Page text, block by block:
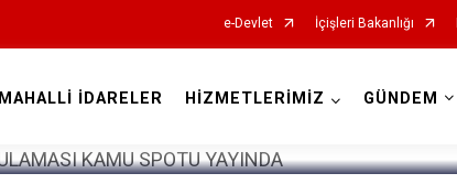
e-Devlet İçişleri Bakanlığı
MAHALLİ İDARELER HİZMETLERİMİZ GÜNDEM